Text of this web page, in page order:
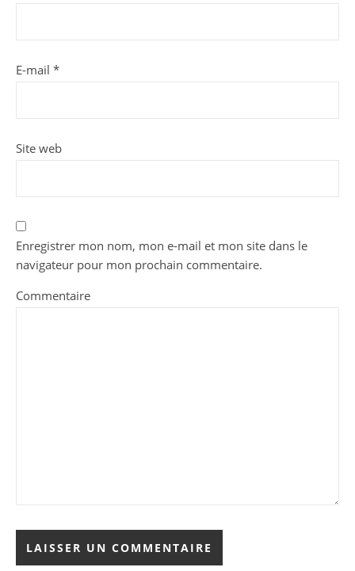
E-mail *
Site web
Enregistrer mon nom, mon e-mail et mon site dans le
navigateur pour mon prochain commentaire.
Commentaire